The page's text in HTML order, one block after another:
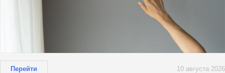
Перейти 10 августа 2026